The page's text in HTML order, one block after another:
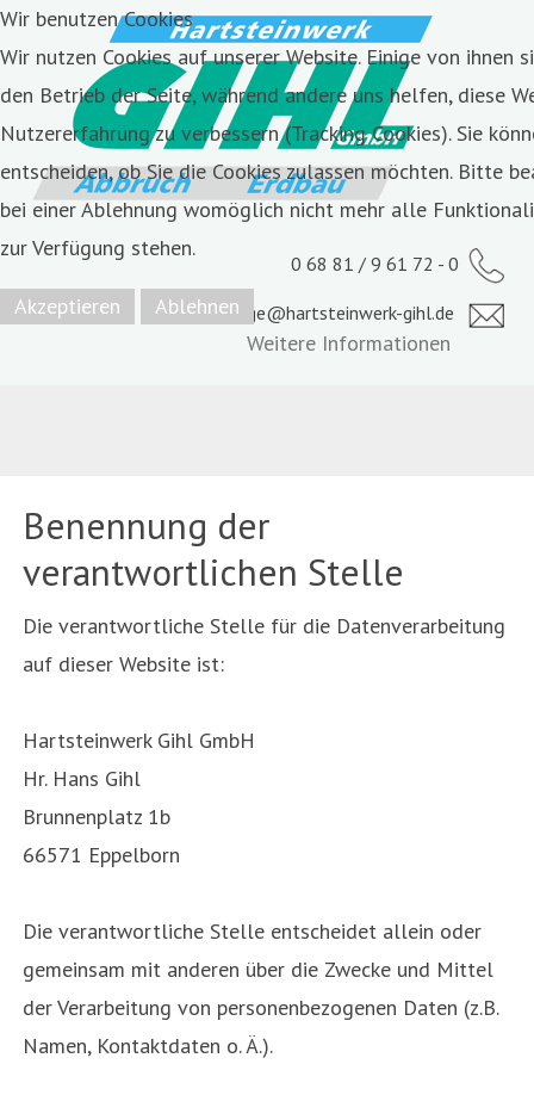
0 68 81 / 9 61 72 - 0
anfrage@hartsteinwerk-gihl.de
Benennung der
verantwortlichen Stelle
Die verantwortliche Stelle für die Datenverarbeitung
auf dieser Website ist:
Hartsteinwerk Gihl GmbH
Hr. Hans Gihl
Brunnenplatz 1b
66571 Eppelborn
Die verantwortliche Stelle entscheidet allein oder
gemeinsam mit anderen über die Zwecke und Mittel
der Verarbeitung von personenbezogenen Daten (z.B.
Namen, Kontaktdaten o. Ä.).
Wir benutzen Cookies
Wir nutzen Cookies auf unserer Website. Einige von ihnen
den Betrieb der Seite, während andere uns helfen, diese
Nutzererfahrung zu verbessern (Tracking Cookies). Sie
entscheiden, ob Sie die Cookies zulassen möchten. Bitte
bei einer Ablehnung womöglich nicht mehr alle
zur Verfügung stehen.
Akzeptieren
Ablehnen
Weitere Informationen